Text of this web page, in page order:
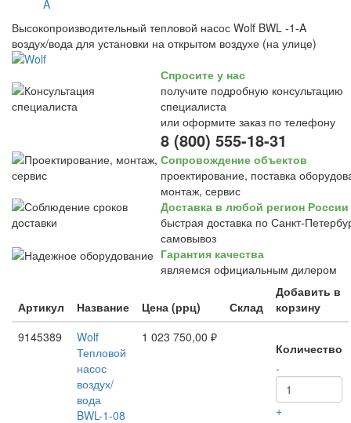
Высокопроизводительный тепловой насос Wolf BWL -1-A
воздух/вода для установки на открытом воздухе (на улице)
Спросите у нас
получите подробную консультацию
специалиста
или оформите заказ по телефону
8 (800) 555-18-31
Сопровождение объектов
проектирование, поставка
монтаж, сервис
Доставка в любой регион России
быстрая доставка по Санкт-
самовывоз
Гарантия качества
являемся официальным дилером
Артикул Название Цена (ррц) Склад
Добавить в
корзину
9145389
Wolf
Тепловой
насос
воздух/
вода
BWL-1-08
1 023 750,00 ₽
Количество
-
+